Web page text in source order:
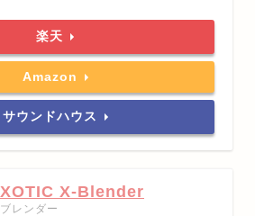
楽天
Amazon
サウンドハウス
XOTIC X-Blender
ブレンダー